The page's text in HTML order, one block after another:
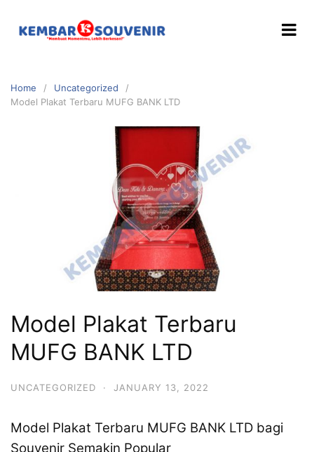
Home
Uncategorized
Model Plakat Terbaru MUFG BANK LTD
Model Plakat Terbaru
MUFG BANK LTD
UNCATEGORIZED · JANUARY 13, 2022
Model Plakat Terbaru MUFG BANK LTD bagi
Souvenir Semakin Popular